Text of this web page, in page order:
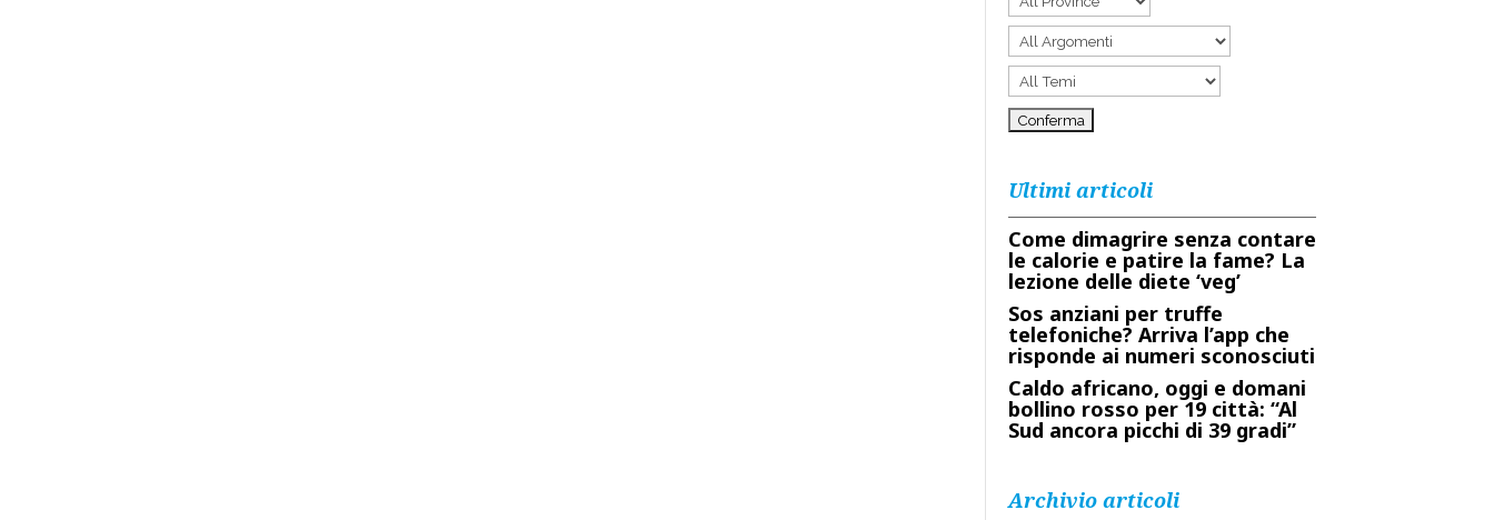
Ultimi articoli
Come dimagrire senza contare
le calorie e patire la fame? La
lezione delle diete ‘veg’
Sos anziani per truffe
telefoniche? Arriva l’app che
risponde ai numeri sconosciuti
Caldo africano, oggi e domani
bollino rosso per 19 città: “Al
Sud ancora picchi di 39 gradi”
Archivio articoli